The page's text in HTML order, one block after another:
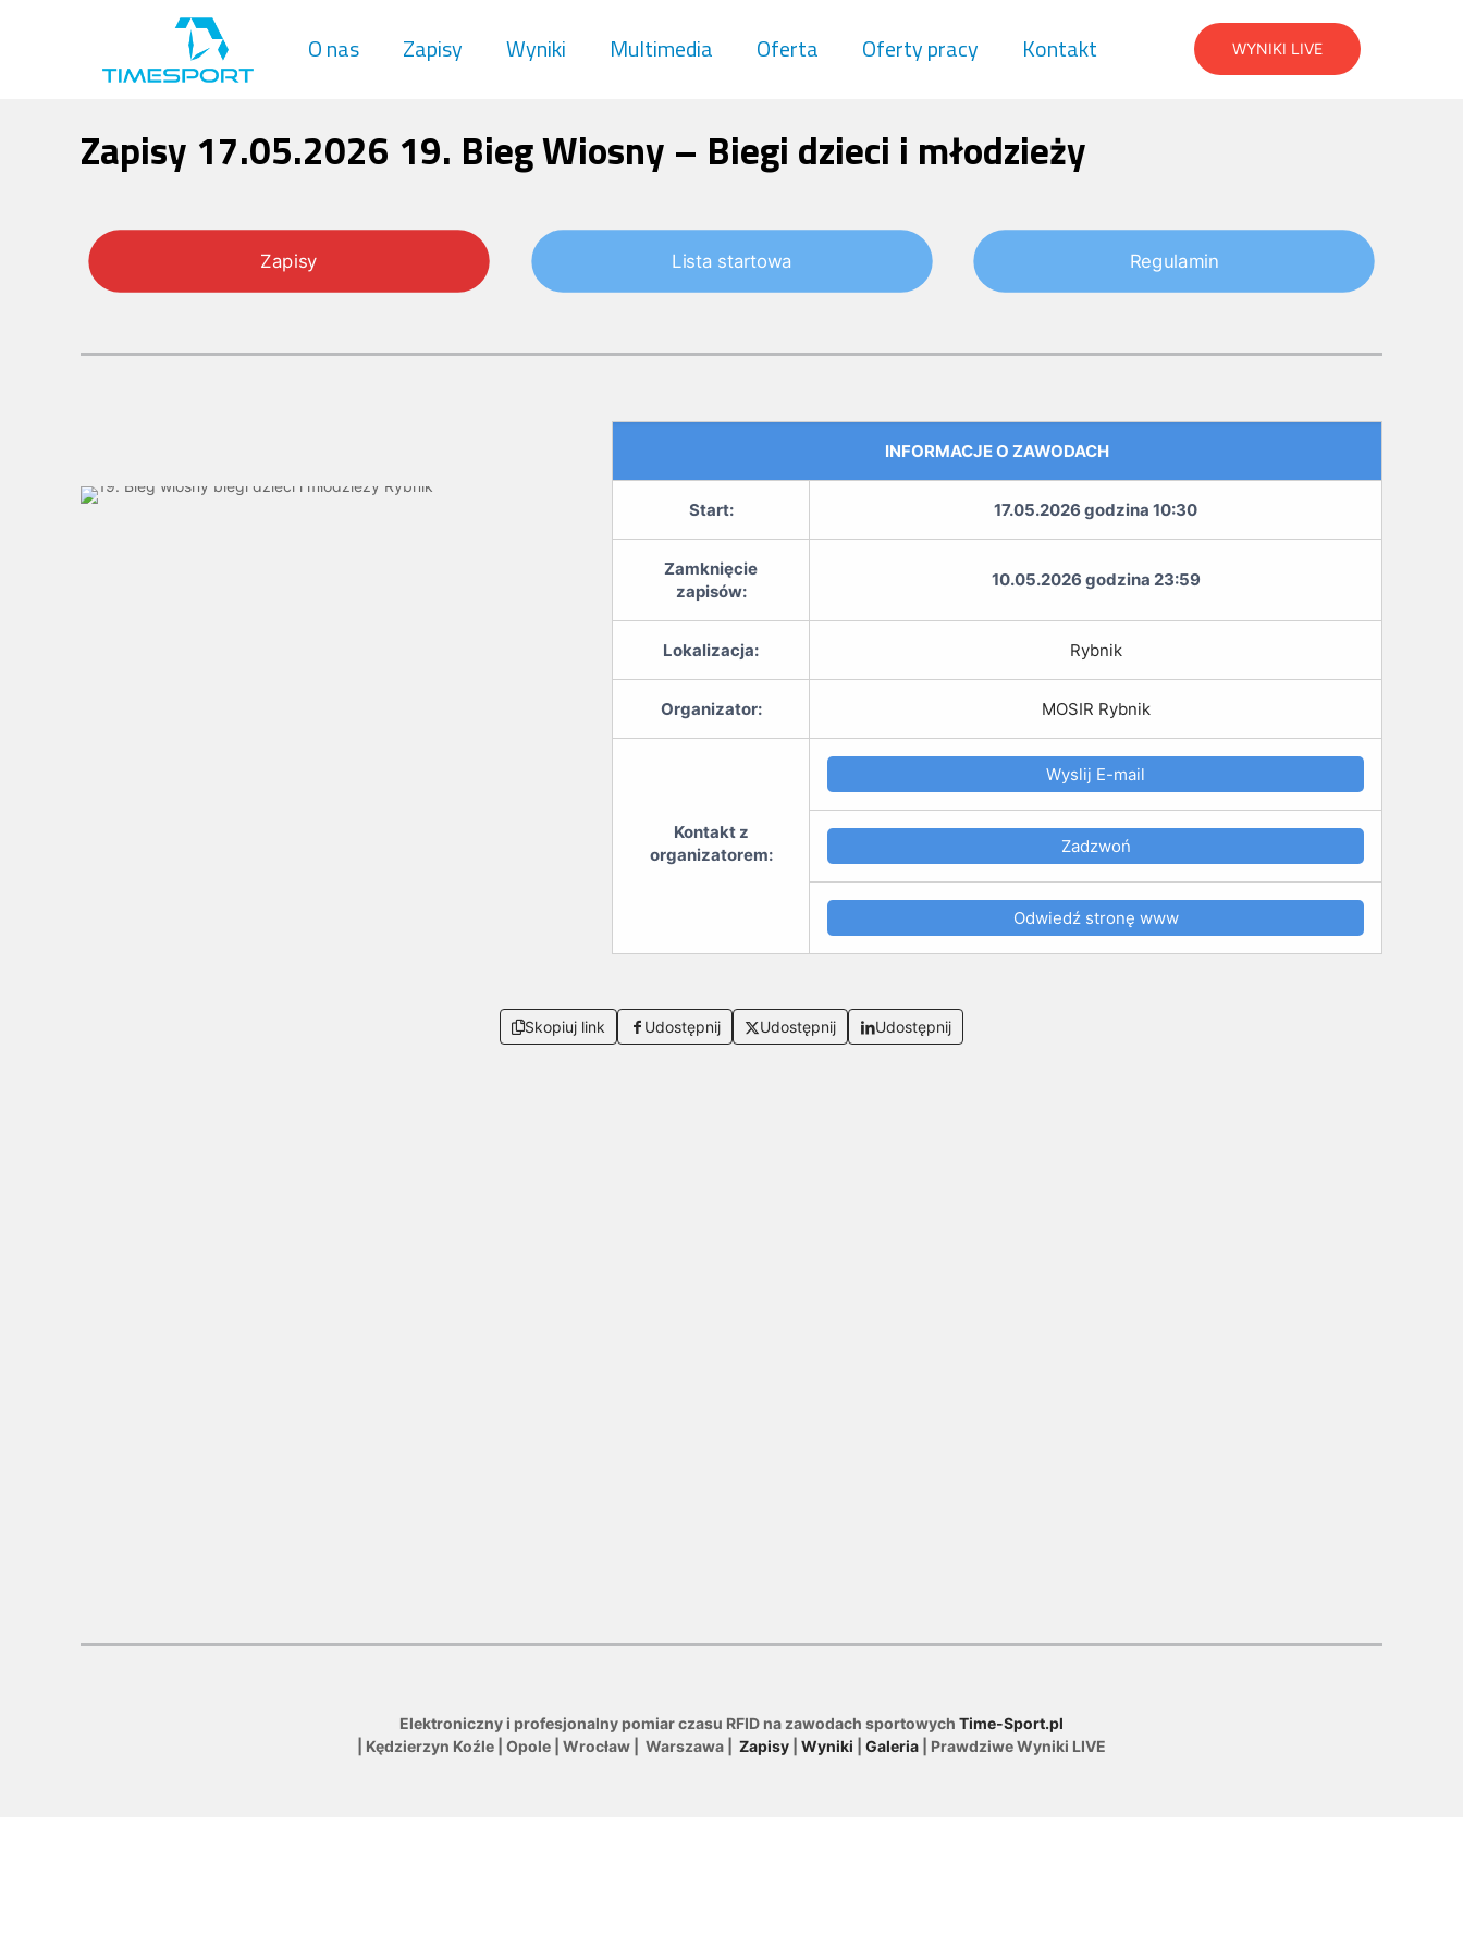
O nas Zapisy Wyniki Multimedia Oferta Oferty pracy Kontakt WYNIKI LIVE
Zapisy 17.05.2026 19. Bieg Wiosny – Biegi dzieci i młodzieży
Zapisy Lista startowa Regulamin
INFORMACJE O ZAWODACH
Start: 17.05.2026 godzina 10:30
Zamknięcie
zapisów:
10.05.2026 godzina 23:59
Lokalizacja: Rybnik
Organizator: MOSIR Rybnik
Kontakt z
organizatorem:
Wyslij E-mail
Zadzwoń
Odwiedź stronę www
Skopiuj link Udostępnij Udostępnij Udostępnij
Elektroniczny i profesjonalny pomiar czasu RFID na zawodach sportowych Time-Sport.pl
| Kędzierzyn Koźle | Opole | Wrocław | Warszawa | Zapisy Wyniki Galeria | Prawdziwe Wyniki LIVE